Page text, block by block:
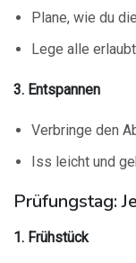
Plane, wie du
Lege alle
3. Entspannen
Verbringe den
Iss leicht und
Prüfungstag:
1. Frühstück